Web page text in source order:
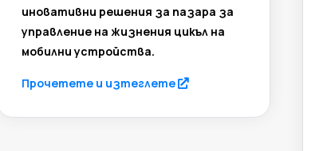
иновативни решения за пазара за
управление на жизнения цикъл на
мобилни устройства.
Прочетете и изтеглете (opens in a new tab)